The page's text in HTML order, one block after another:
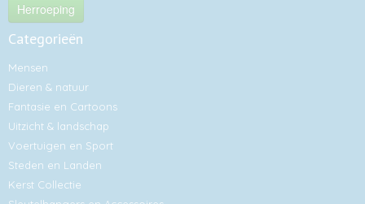
Herroeping
Categorieën
Mensen
Dieren & natuur
Fantasie en Cartoons
Uitzicht & landschap
Voertuigen en Sport
Steden en Landen
Kerst Collectie